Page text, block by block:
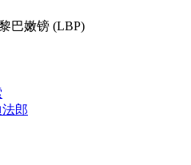
巴嫩镑 (LBP)
郎